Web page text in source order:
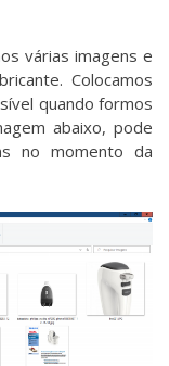
várias imagens e
Colocamos
quando formos
abaixo, pode
no momento da